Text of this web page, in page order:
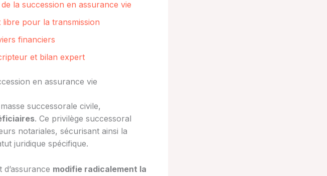
la succession en assurance vie
pour la transmission
financiers
et bilan expert
en assurance vie
successorale civile,
. Ce privilège successoral
notariales, sécurisant ainsi la
juridique spécifique.
modifie radicalement la